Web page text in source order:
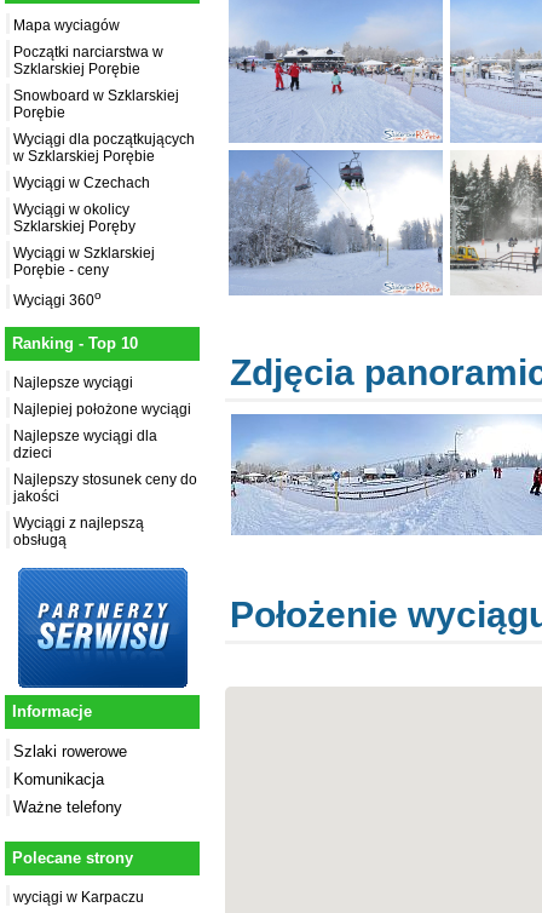
Mapa wyciagów
Początki narciarstwa w
Szklarskiej Porębie
Snowboard w Szklarskiej
Porębie
Wyciągi dla początkujących
w Szklarskiej Porębie
Wyciągi w Czechach
Wyciągi w okolicy
Szklarskiej Poręby
Wyciągi w Szklarskiej
Porębie - ceny
Wyciągi 360o
Ranking - Top 10
Najlepsze wyciągi
Najlepiej położone wyciągi
Najlepsze wyciągi dla
dzieci
Najlepszy stosunek ceny do
jakości
Wyciągi z najlepszą
obsługą
Informacje
Szlaki rowerowe
Komunikacja
Ważne telefony
Polecane strony
wyciągi w Karpaczu
Zdjęcia
Położenie